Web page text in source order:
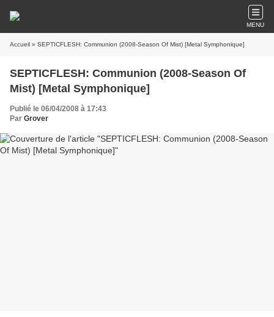
MENU
Accueil » SEPTICFLESH: Communion (2008-Season Of Mist) [Metal Symphonique]
SEPTICFLESH: Communion (2008-Season Of
Mist) [Metal Symphonique]
Publié le 06/04/2008 à 17:43
Par Grover